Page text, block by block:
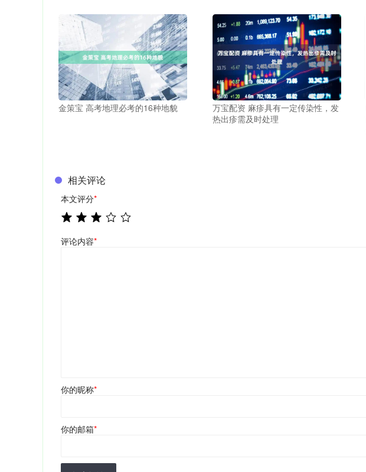
金策宝 高考地理必考的16种地貌
万宝配资 麻疹具有一定传染性，发
热出疹需及时处理
相关评论
本文评分*
评论内容*
你的昵称*
你的邮箱*